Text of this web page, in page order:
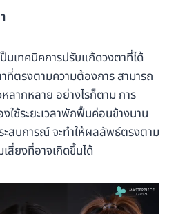
เทคนิคการปรับแก้ดวงตาที่ได้
ตรงตามความต้องการ สามารถ
ลากหลาย อย่างไรก็ตาม การ
ช้ระยะเวลาพักฟื้นค่อนข้างนาน
สบการณ์ จะทำให้ผลลัพธ์ตรงตาม
สี่ยงที่อาจเกิดขึ้นได้